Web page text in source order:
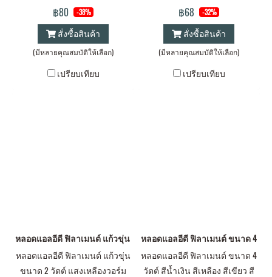
฿80 -38%
สั่งซื้อสินค้า
(มีหลายคุณสมบัติให้เลือก)
เปรียบเทียบ
฿68 -32%
สั่งซื้อสินค้า
(มีหลายคุณสมบัติให้เลือก)
เปรียบเทียบ
หลอดแอลอีดี ฟิลาเมนต์ แก้วขุ่น ขนาด 2 วัตต์ แสงเหลืองวอร์มไวท์ ขั้วE14 แ
หลอดแอลอีดี ฟิลาเมนต์ แก้วขุ่น
ขนาด 2 วัตต์ แสงเหลืองวอร์ม
หลอดแอลอีดี ฟิลาเมนต์ ขนาด 4 วัตต์
หลอดแอลอีดี ฟิลาเมนต์ ขนาด 4
วัตต์ สีน้ำเงิน สีเหลือง สีเขียว สี